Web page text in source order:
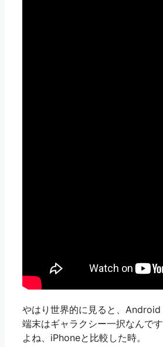
やはり世界的に見ると、Android
端末はギャラクシー一択なんです
よね、iPhoneと比較した時。